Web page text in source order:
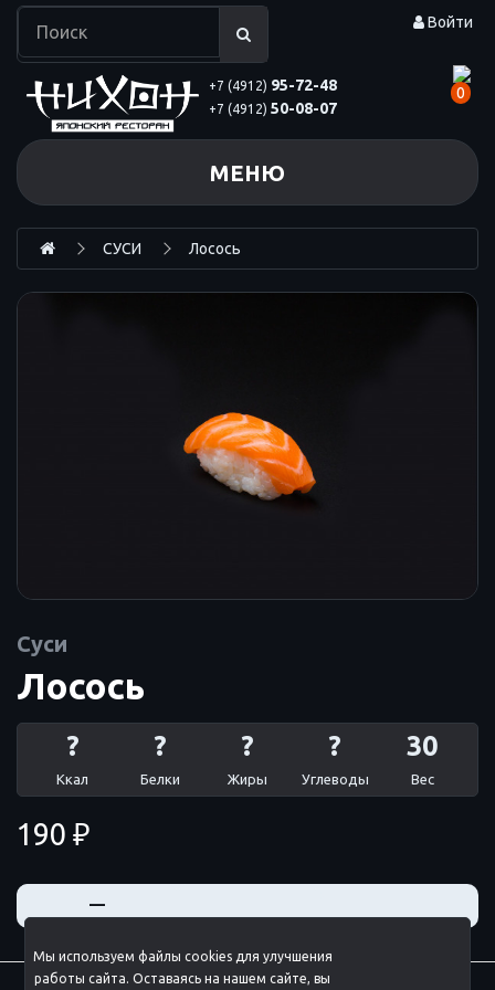
Войти
+7 (4912) 95-72-48
+7 (4912) 50-08-07
0
МЕНЮ
СУСИ Лосось
Суси
Лосось
? ? ? ? 30
Ккал Белки Жиры Углеводы Вес
190 ₽
—
Мы используем файлы cookies для улучшения
работы сайта. Оставаясь на нашем сайте, вы